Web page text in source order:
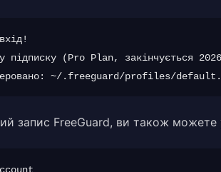
підписку (Pro Plan, закінчується
запис FreeGuard, ви також можете